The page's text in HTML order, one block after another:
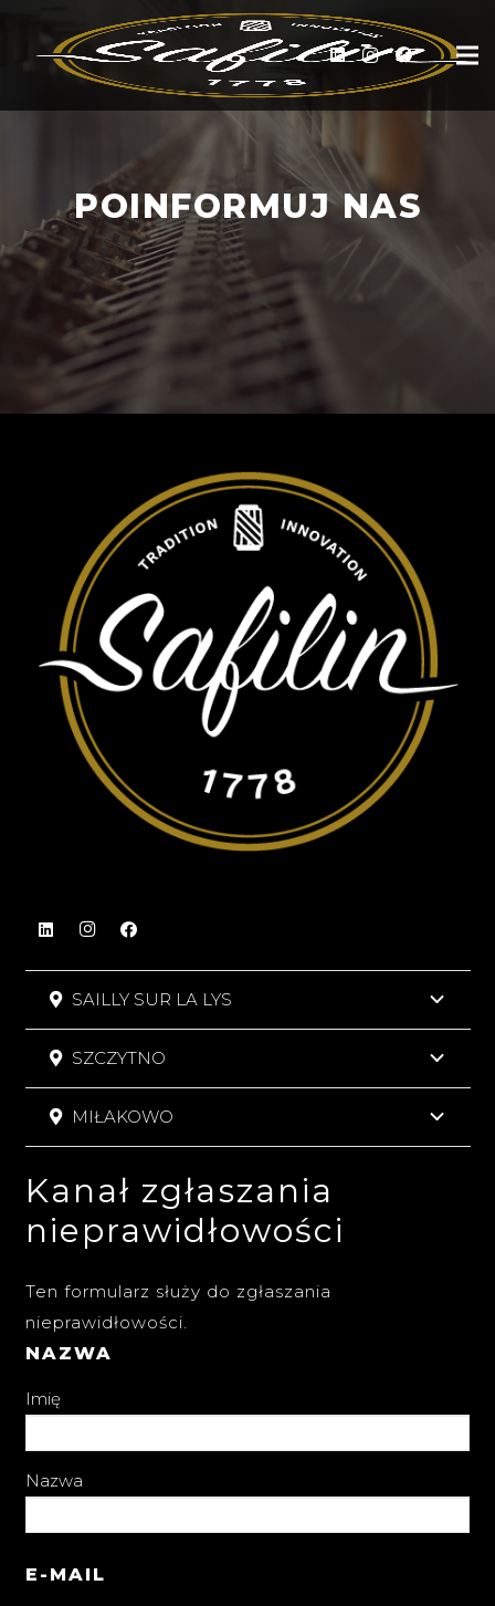
POINFORMUJ NAS
SAILLY SUR LA LYS
SZCZYTNO
MIŁAKOWO
Kanał zgłaszania
nieprawidłowości
Ten formularz służy do zgłaszania
nieprawidłowości.
NAZWA
Imię
Nazwa
E-MAIL